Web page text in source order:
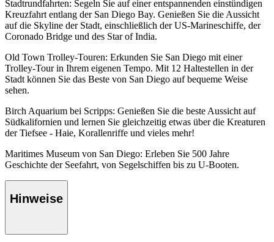
Stadtrundfahrten: Segeln Sie auf einer entspannenden einstündigen
Kreuzfahrt entlang der San Diego Bay. Genießen Sie die Aussicht
auf die Skyline der Stadt, einschließlich der US-Marineschiffe, der
Coronado Bridge und des Star of India.
Old Town Trolley-Touren: Erkunden Sie San Diego mit einer
Trolley-Tour in Ihrem eigenen Tempo. Mit 12 Haltestellen in der
Stadt können Sie das Beste von San Diego auf bequeme Weise
sehen.
Birch Aquarium bei Scripps: Genießen Sie die beste Aussicht auf
Südkalifornien und lernen Sie gleichzeitig etwas über die Kreaturen
der Tiefsee - Haie, Korallenriffe und vieles mehr!
Maritimes Museum von San Diego: Erleben Sie 500 Jahre
Geschichte der Seefahrt, von Segelschiffen bis zu U-Booten.
Hinweise